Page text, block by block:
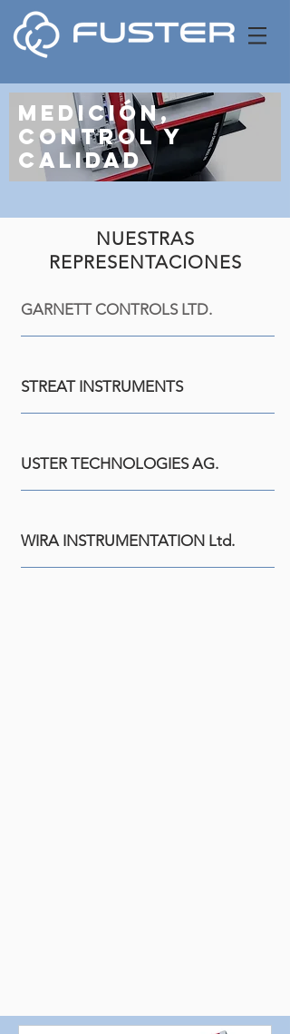
MEDICIÓN,
CONTROL Y
CALIDAD
NUESTRAS
REPRESENTACIONES
GARNETT CONTROLS LTD.
STREAT INSTRUMENTS
USTER TECHNOLOGIES AG.
WIRA INSTRUMENTATION Ltd.